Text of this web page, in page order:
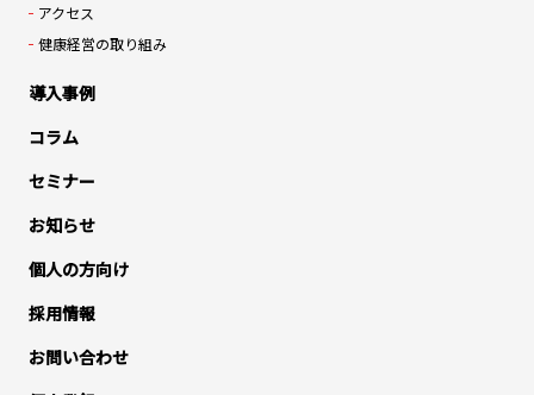
アクセス
健康経営の取り組み
導入事例
コラム
セミナー
お知らせ
個人の方向け
採用情報
お問い合わせ